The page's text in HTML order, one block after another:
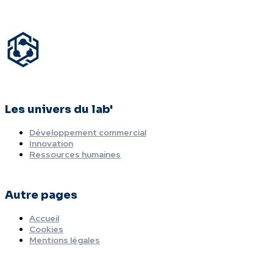
Les univers du lab'
Développement commercial
Innovation
Ressources humaines
Autre pages
Accueil
Cookies
Mentions légales